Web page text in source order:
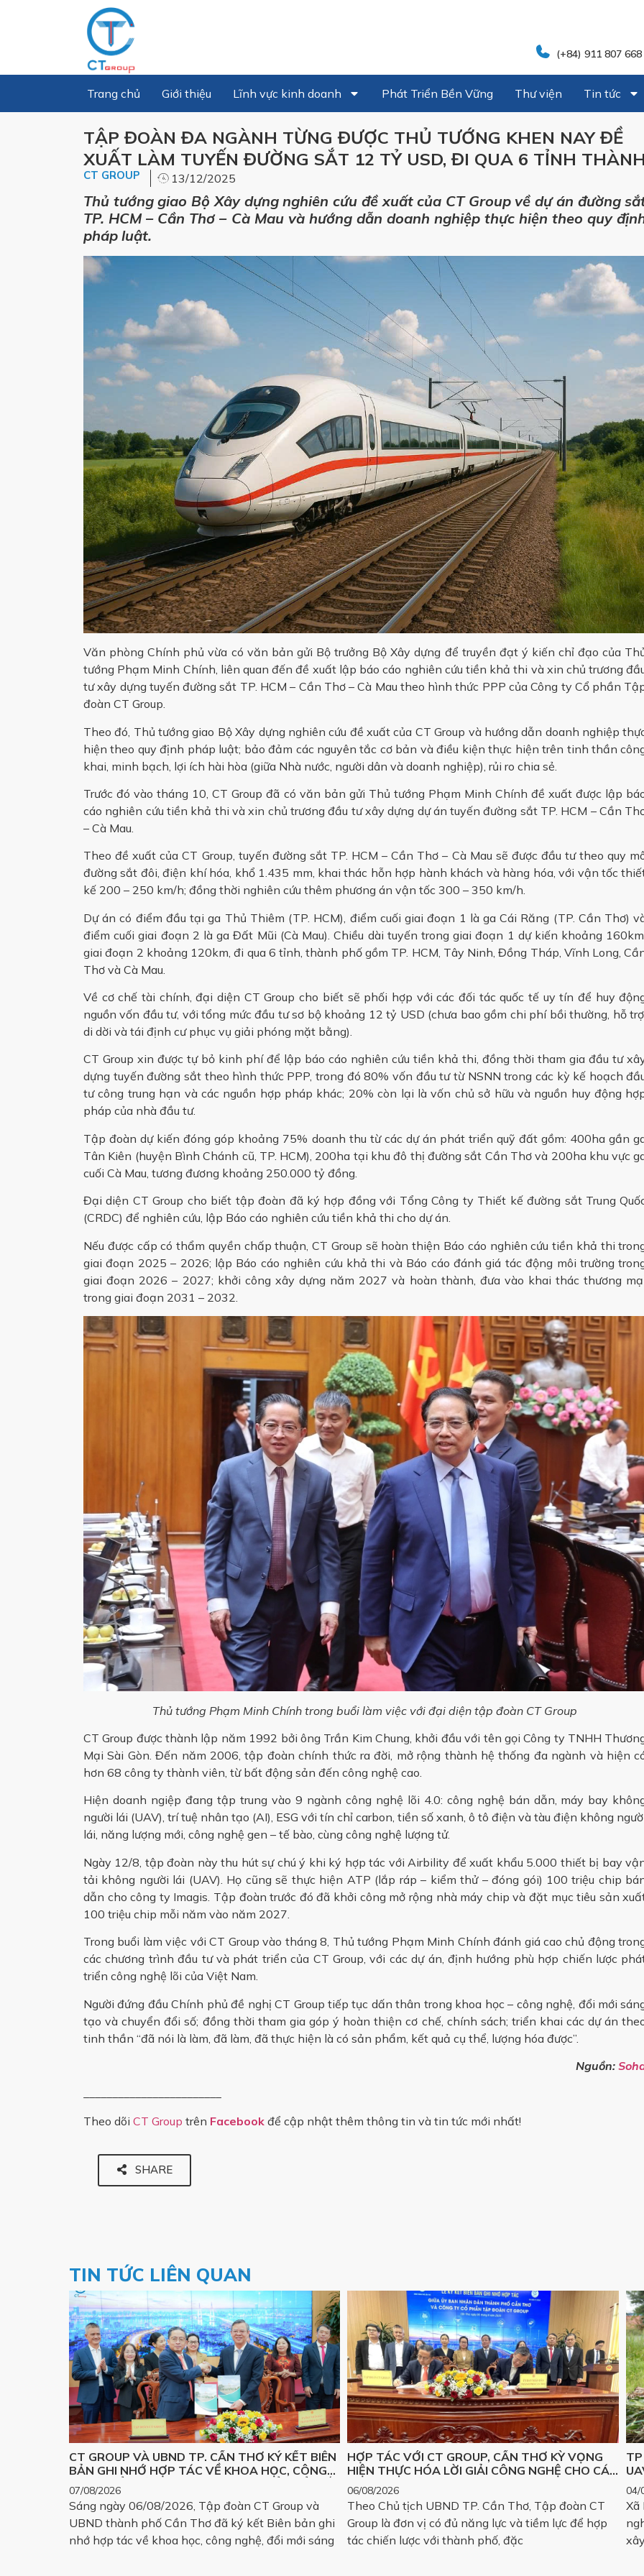
(+84) 911 807
Trang chủ Giới thiệu Lĩnh vực kinh doanh Phát Triển Bền Vững Thư viện Tin tức
TẬP ĐOÀN ĐA NGÀNH TỪNG ĐƯỢC THỦ TƯỚNG KHEN NAY ĐỀ
XUẤT LÀM TUYẾN ĐƯỜNG SẮT 12 TỶ USD, ĐI QUA 6 TỈNH THÀNH
CT GROUP 13/12/2025
Thủ tướng giao Bộ Xây dựng nghiên cứu đề xuất của CT Group về dự án đường
TP. HCM – Cần Thơ – Cà Mau và hướng dẫn doanh nghiệp thực hiện theo quy
pháp luật.
Văn phòng Chính phủ vừa có văn bản gửi Bộ trưởng Bộ Xây dựng để truyền đạt ý kiến chỉ đạo của
tướng Phạm Minh Chính, liên quan đến đề xuất lập báo cáo nghiên cứu tiền khả thi và xin chủ trương
tư xây dựng tuyến đường sắt TP. HCM – Cần Thơ – Cà Mau theo hình thức PPP của Công ty Cổ phần
đoàn CT Group.
Theo đó, Thủ tướng giao Bộ Xây dựng nghiên cứu đề xuất của CT Group và hướng dẫn doanh nghiệp
hiện theo quy định pháp luật; bảo đảm các nguyên tắc cơ bản và điều kiện thực hiện trên tinh thần
khai, minh bạch, lợi ích hài hòa (giữa Nhà nước, người dân và doanh nghiệp), rủi ro chia sẻ.
Trước đó vào tháng 10, CT Group đã có văn bản gửi Thủ tướng Phạm Minh Chính đề xuất được lập
cáo nghiên cứu tiền khả thi và xin chủ trương đầu tư xây dựng dự án tuyến đường sắt TP. HCM – Cần
– Cà Mau.
Theo đề xuất của CT Group, tuyến đường sắt TP. HCM – Cần Thơ – Cà Mau sẽ được đầu tư theo quy
đường sắt đôi, điện khí hóa, khổ 1.435 mm, khai thác hỗn hợp hành khách và hàng hóa, với vận tốc
kế 200 – 250 km/h; đồng thời nghiên cứu thêm phương án vận tốc 300 – 350 km/h.
Dự án có điểm đầu tại ga Thủ Thiêm (TP. HCM), điểm cuối giai đoạn 1 là ga Cái Răng (TP. Cần Thơ)
điểm cuối giai đoạn 2 là ga Đất Mũi (Cà Mau). Chiều dài tuyến trong giai đoạn 1 dự kiến khoảng 160km,
giai đoạn 2 khoảng 120km, đi qua 6 tỉnh, thành phố gồm TP. HCM, Tây Ninh, Đồng Tháp, Vĩnh Long,
Thơ và Cà Mau.
Về cơ chế tài chính, đại diện CT Group cho biết sẽ phối hợp với các đối tác quốc tế uy tín để huy
nguồn vốn đầu tư, với tổng mức đầu tư sơ bộ khoảng 12 tỷ USD (chưa bao gồm chi phí bồi thường, hỗ
di dời và tái định cư phục vụ giải phóng mặt bằng).
CT Group xin được tự bỏ kinh phí để lập báo cáo nghiên cứu tiền khả thi, đồng thời tham gia đầu tư
dựng tuyến đường sắt theo hình thức PPP, trong đó 80% vốn đầu tư từ NSNN trong các kỳ kế hoạch
tư công trung hạn và các nguồn hợp pháp khác; 20% còn lại là vốn chủ sở hữu và nguồn huy động
pháp của nhà đầu tư.
Tập đoàn dự kiến đóng góp khoảng 75% doanh thu từ các dự án phát triển quỹ đất gồm: 400ha gần
Tân Kiên (huyện Bình Chánh cũ, TP. HCM), 200ha tại khu đô thị đường sắt Cần Thơ và 200ha khu vực
cuối Cà Mau, tương đương khoảng 250.000 tỷ đồng.
Đại diện CT Group cho biết tập đoàn đã ký hợp đồng với Tổng Công ty Thiết kế đường sắt Trung
(CRDC) để nghiên cứu, lập Báo cáo nghiên cứu tiền khả thi cho dự án.
Nếu được cấp có thẩm quyền chấp thuận, CT Group sẽ hoàn thiện Báo cáo nghiên cứu tiền khả thi
giai đoạn 2025 – 2026; lập Báo cáo nghiên cứu khả thi và Báo cáo đánh giá tác động môi trường
giai đoạn 2026 – 2027; khởi công xây dựng năm 2027 và hoàn thành, đưa vào khai thác thương
trong giai đoạn 2031 – 2032.
Thủ tướng Phạm Minh Chính trong buổi làm việc với đại diện tập đoàn CT Group
CT Group được thành lập năm 1992 bởi ông Trần Kim Chung, khởi đầu với tên gọi Công ty TNHH
Mại Sài Gòn. Đến năm 2006, tập đoàn chính thức ra đời, mở rộng thành hệ thống đa ngành và hiện
hơn 68 công ty thành viên, từ bất động sản đến công nghệ cao.
Hiện doanh ngiệp đang tập trung vào 9 ngành công nghệ lõi 4.0: công nghệ bán dẫn, máy bay
người lái (UAV), trí tuệ nhân tạo (AI), ESG với tín chỉ carbon, tiền số xanh, ô tô điện và tàu điện không
lái, năng lượng mới, công nghệ gen – tế bào, cùng công nghệ lượng tử.
Ngày 12/8, tập đoàn này thu hút sự chú ý khi ký hợp tác với Airbility để xuất khẩu 5.000 thiết bị bay
tải không người lái (UAV). Họ cũng sẽ thực hiện ATP (lắp ráp – kiểm thử – đóng gói) 100 triệu chip
dẫn cho công ty Imagis. Tập đoàn trước đó đã khởi công mở rộng nhà máy chip và đặt mục tiêu sản
100 triệu chip mỗi năm vào năm 2027.
Trong buổi làm việc với CT Group vào tháng 8, Thủ tướng Phạm Minh Chính đánh giá cao chủ động
các chương trình đầu tư và phát triển của CT Group, với các dự án, định hướng phù hợp chiến lược
triển công nghệ lõi của Việt Nam.
Người đứng đầu Chính phủ đề nghị CT Group tiếp tục dấn thân trong khoa học – công nghệ, đổi mới
tạo và chuyển đổi số; đồng thời tham gia góp ý hoàn thiện cơ chế, chính sách; triển khai các dự án
tinh thần “đã nói là làm, đã làm, đã thực hiện là có sản phẩm, kết quả cụ thể, lượng hóa được”.
Nguồn:
Theo dõi CT Group trên Facebook để cập nhật thêm thông tin và tin tức mới nhất!
SHARE
TIN TỨC LIÊN QUAN
CT GROUP VÀ UBND TP. CẦN THƠ KÝ KẾT BIÊN
BẢN GHI NHỚ HỢP TÁC VỀ KHOA HỌC, CÔNG
NGHỆ, ĐỔI MỚI SÁNG TẠO VÀ CHUYỂN ĐỔI SỐ,
PHÁT TRIỂN CÁC SẢN PHẨM CÔNG NGHỆ
CHIẾN LƯỢC
07/08/2026
Sáng ngày 06/08/2026, Tập đoàn CT Group và
UBND thành phố Cần Thơ đã ký kết Biên bản ghi
nhớ hợp tác về khoa học, công nghệ, đổi mới sáng
HỢP TÁC VỚI CT GROUP, CẦN THƠ KỲ VỌNG
HIỆN THỰC HÓA LỜI GIẢI CÔNG NGHỆ CHO CÁC
BÀI TOÁN LỚN
06/08/2026
Theo Chủ tịch UBND TP. Cần Thơ, Tập đoàn CT
Group là đơn vị có đủ năng lực và tiềm lực để hợp
tác chiến lược với thành phố, đặc
04/
Xã